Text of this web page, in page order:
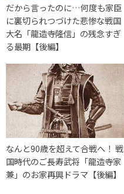
だから言ったのに…何度も家臣
に裏切られつづけた悲惨な戦国
大名「龍造寺隆信」の残念すぎ
る最期【後編】
なんと90歳を超えて合戦へ！ 戦
国時代のご長寿武将「龍造寺家
兼」のお家再興ドラマ【後編】